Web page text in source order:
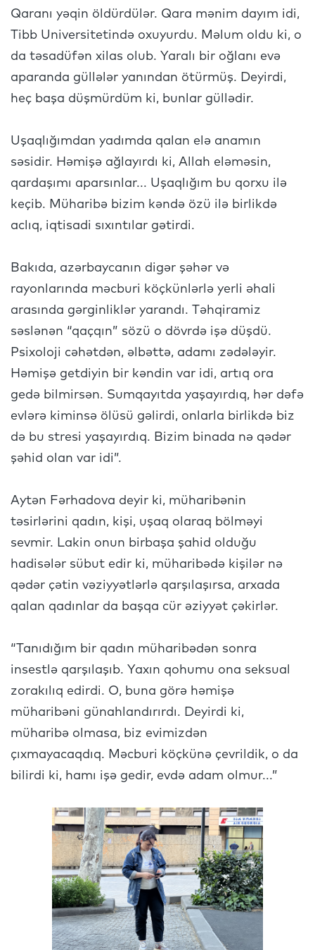
Qaranı yəqin öldürdülər. Qara mənim dayım idi,
Tibb Universitetində oxuyurdu. Məlum oldu ki, o
da təsadüfən xilas olub. Yaralı bir oğlanı evə
aparanda güllələr yanından ötürmüş. Deyirdi,
heç başa düşmürdüm ki, bunlar güllədir.
Uşaqlığımdan yadımda qalan elə anamın
səsidir. Həmişə ağlayırdı ki, Allah eləməsin,
qardaşımı aparsınlar... Uşaqlığım bu qorxu ilə
keçib. Müharibə bizim kəndə özü ilə birlikdə
aclıq, iqtisadi sıxıntılar gətirdi.
Bakıda, azərbaycanın digər şəhər və
rayonlarında məcburi köçkünlərlə yerli əhali
arasında gərginliklər yarandı. Təhqiramiz
səslənən “qaçqın” sözü o dövrdə işə düşdü.
Psixoloji cəhətdən, əlbəttə, adamı zədələyir.
Həmişə getdiyin bir kəndin var idi, artıq ora
gedə bilmirsən. Sumqayıtda yaşayırdıq, hər dəfə
evlərə kiminsə ölüsü gəlirdi, onlarla birlikdə biz
də bu stresi yaşayırdıq. Bizim binada nə qədər
şəhid olan var idi”.
Aytən Fərhadova deyir ki, müharibənin
təsirlərini qadın, kişi, uşaq olaraq bölməyi
sevmir. Lakin onun birbaşa şahid olduğu
hadisələr sübut edir ki, müharibədə kişilər nə
qədər çətin vəziyyətlərlə qarşılaşırsa, arxada
qalan qadınlar da başqa cür əziyyət çəkirlər.
“Tanıdığım bir qadın müharibədən sonra
insestlə qarşılaşıb. Yaxın qohumu ona seksual
zorakılıq edirdi. O, buna görə həmişə
müharibəni günahlandırırdı. Deyirdi ki,
müharibə olmasa, biz evimizdən
çıxmayacaqdıq. Məcburi köçkünə çevrildik, o da
bilirdi ki, hamı işə gedir, evdə adam olmur...”